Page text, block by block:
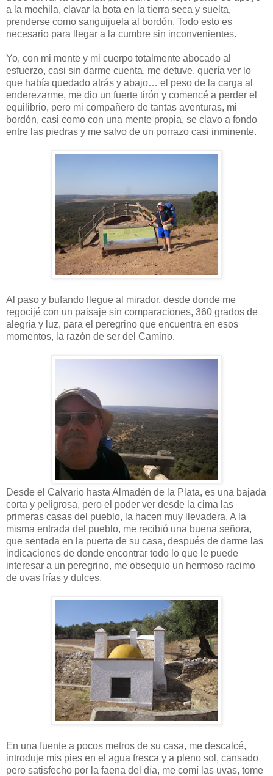
a la mochila, clavar la bota en la tierra seca y suelta,
prenderse como sanguijuela al bordón. Todo esto es
necesario para llegar a la cumbre sin inconvenientes.
Yo, con mi mente y mi cuerpo totalmente abocado al
esfuerzo, casi sin darme cuenta, me detuve, quería ver lo
que había quedado atrás y abajo… el peso de la carga al
enderezarme, me dio un fuerte tirón y comencé a perder el
equilibrio, pero mi compañero de tantas aventuras, mi
bordón, casi como con una mente propia, se clavo a fondo
entre las piedras y me salvo de un porrazo casi inminente.
Al paso y bufando llegue al mirador, desde donde me
regocijé con un paisaje sin comparaciones, 360 grados de
alegría y luz, para el peregrino que encuentra en esos
momentos, la razón de ser del Camino.
Desde el Calvario hasta Almadén de la Plata, es una bajada
corta y peligrosa, pero el poder ver desde la cima las
primeras casas del pueblo, la hacen muy llevadera. A la
misma entrada del pueblo, me recibió una buena señora,
que sentada en la puerta de su casa, después de darme las
indicaciones de donde encontrar todo lo que le puede
interesar a un peregrino, me obsequio un hermoso racimo
de uvas frías y dulces.
En una fuente a pocos metros de su casa, me descalcé,
introduje mis pies en el agua fresca y a pleno sol, cansado
pero satisfecho por la faena del día, me comí las uvas, tome